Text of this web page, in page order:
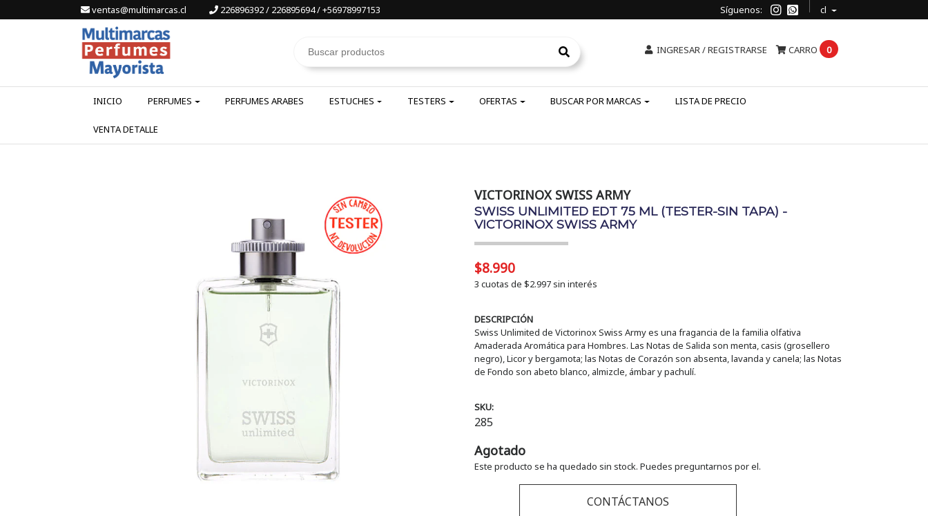
ventas@multimarcas.cl 226896392 / 226895694 / +56978997153 Síguenos: cl
CARRO 0
INGRESAR / REGISTRARSE
INICIO PERFUMES PERFUMES ARABES ESTUCHES TESTERS OFERTAS BUSCAR POR MARCAS LISTA DE PRECIO
VENTA DETALLE
VICTORINOX SWISS ARMY
SWISS UNLIMITED EDT 75 ML (TESTER-SIN TAPA) -
VICTORINOX SWISS ARMY
$8.990
3 cuotas de $2.997sin interés
DESCRIPCIÓN
Swiss Unlimited de Victorinox Swiss Army es una fragancia de la familia olfativa
Amaderada Aromática para Hombres. Las Notas de Salida son menta, casis (grosellero
negro), Licor y bergamota; las Notas de Corazón son absenta, lavanda y canela; las Notas
de Fondo son abeto blanco, almizcle, ámbar y pachulí.
SKU:
285
Agotado
Este producto se ha quedado sin stock. Puedes preguntarnos por el.
CONTÁCTANOS